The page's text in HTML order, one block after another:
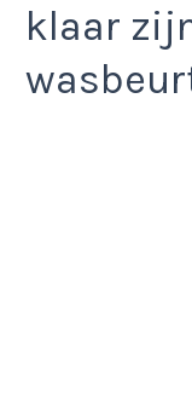
klaar